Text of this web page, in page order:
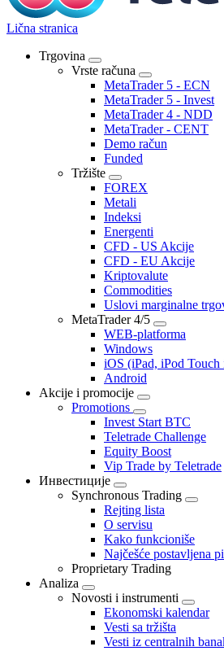
Lična stranica
Trgovina
Vrste računa
MetaTrader 5 - ECN
MetaTrader 5 - Invest
MetaTrader 4 - NDD
MetaTrader - CENT
Demo račun
Funded
Tržište
FOREX
Metali
Indeksi
Energenti
CFD - US Akcije
CFD - EU Akcije
Kriptovalute
Commodities
Uslovi marginalne
MetaTrader 4/5
WEB-platforma
Windows
iOS (iPad, iPod Touch
Android
Akcije i promocije
Promotions
Invest Start BTC
Teletrade Challenge
Equity Boost
Vip Trade by Teletrade
Инвестиције
Synchronous Trading
Rejting lista
O servisu
Kako funkcioniše
Najčešće postavljena
Proprietary Trading
Analiza
Novosti i instrumenti
Ekonomski kalendar
Vesti sa tržišta
Vesti iz centralnih